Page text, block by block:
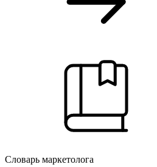
Словарь маркетолога